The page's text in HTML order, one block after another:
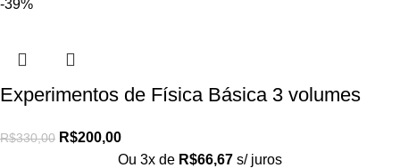
-39%
Experimentos de Física Básica 3 volumes
R$330,00 R$200,00
Ou 3x de R$66,67 s/ juros